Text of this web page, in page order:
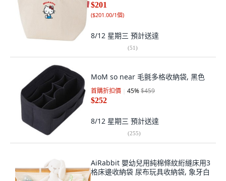
$201
($201.00/1個)
8/12 星期三 預計送達
(51)
MoM so near 毛氈多格收納袋, 黑色
首購折扣價 45%$459
$252
8/12 星期三 預計送達
(255)
AiRabbit 嬰幼兒用純棉條紋絎縫床用3
格床邊收納袋 尿布玩具收納袋, 象牙白